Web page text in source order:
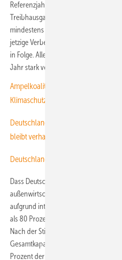
Referenzjahr 1990 und sehen
Treibhausgasausstoß bis 2030 um
mindestens 88 Prozent und bis 2045
jetzige Verbesserung beim
in Folge. Allerdings habe sich „der
Jahr stark verlangsamt“, schreibt
Ampelkoalition einigt sich auf
Klimaschutzgesetz
Deutschland könnte sein Klimaziel
bleibt verhalten
Deutschland stieß 2023 so wenig CO
Dass Deutschland auch im Jahr einer
außenwirtschaftlicher Schwierigkeiten
aufgrund internationaler Krisen weiter
als 80 Prozent den Fortschritten der
Nach der Stilllegung weiterer
Gesamtkapazität von 6,1 Gigawatt
Prozent der bisher installierten